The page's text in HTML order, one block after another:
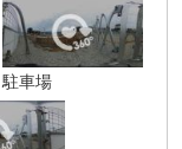
駐車場